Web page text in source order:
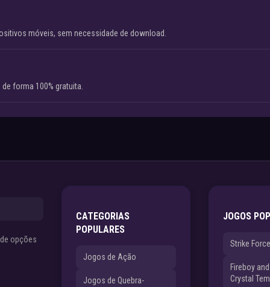
móveis, sem necessidade de download.
forma 100% gratuita.
opções
CATEGORIAS
POPULARES
Jogos de Ação
Jogos de Quebra-
JOGOS
Strike
Fireboy
Crystal